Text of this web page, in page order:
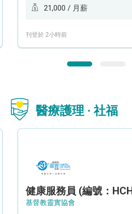
21,000 / 月薪
刊登於 2小時前
醫療護理 · 社福
健康服務員 (編號：
基督教靈實協會